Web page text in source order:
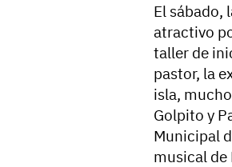
El sábado,
atractivo
taller de
pastor, la
isla,
Golpito y
Municipal
musical de